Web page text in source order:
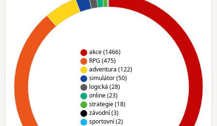
akce (1466)
RPG (475)
adventura (122)
simulátor (50)
logická (28)
online (23)
strategie (18)
závodní (3)
sportovní (2)